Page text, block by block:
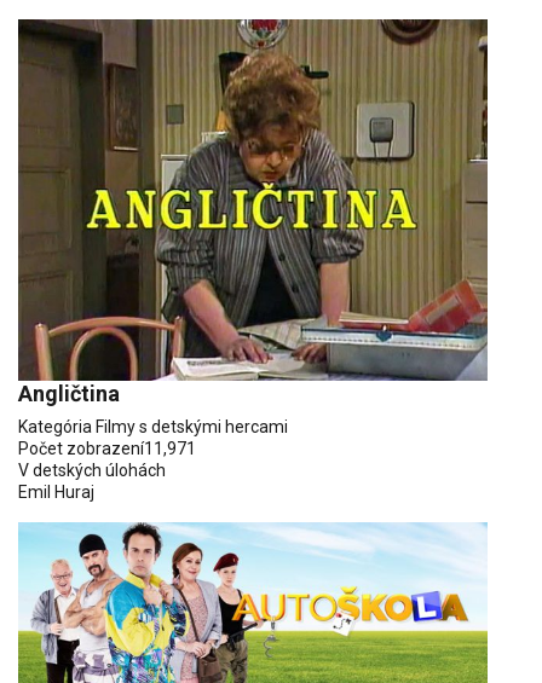
Angličtina
Kategória Filmy s detskými hercami
Počet zobrazení11,971
V detských úlohách
Emil Huraj